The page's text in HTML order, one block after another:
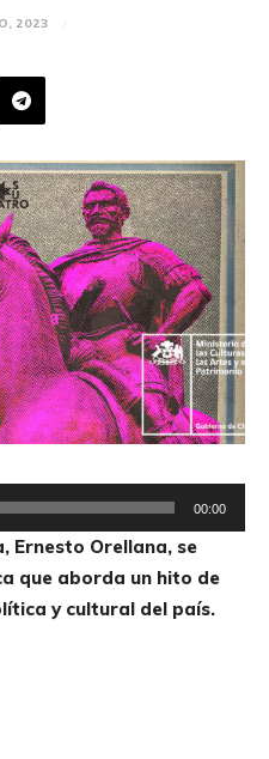
2023
00:00
Ernesto Orellana, se
que aborda un hito de
y cultural del país.